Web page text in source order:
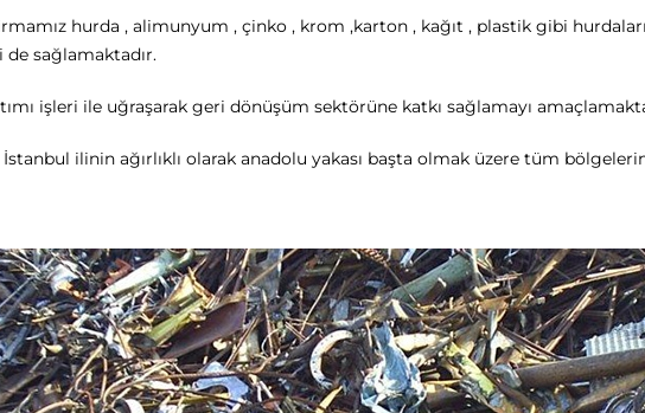
hurda , alimunyum , çinko , krom ,karton , kağıt , plastik gibi
sağlamaktadır.
işleri ile uğraşarak geri dönüşüm sektörüne katkı sağlamayı
İstanbul ilinin ağırlıklı olarak anadolu yakası başta olmak üzere tüm